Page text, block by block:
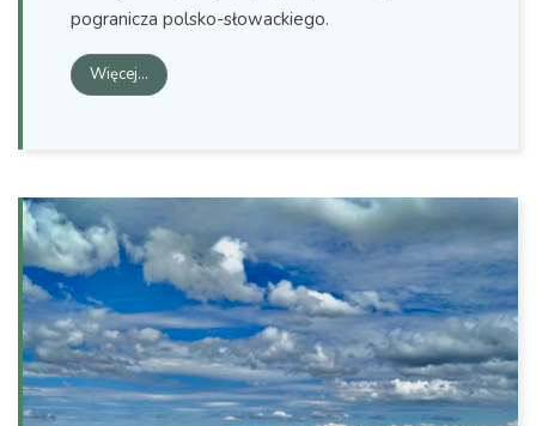
pogranicza polsko-słowackiego.
Więcej…